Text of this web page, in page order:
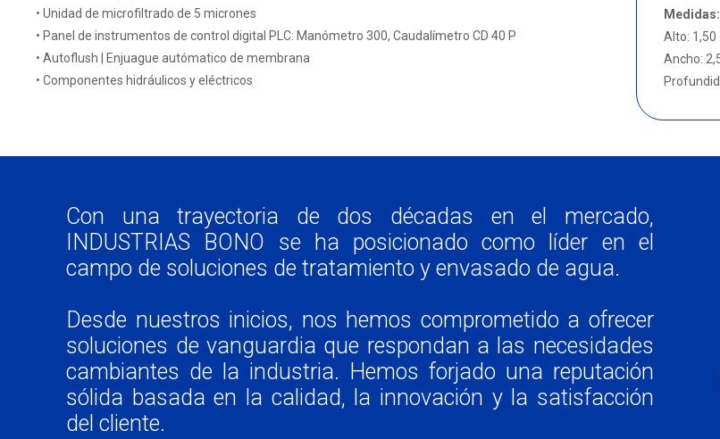
• Unidad de microfiltrado de 5 micrones
• Panel de instrumentos de control digital PLC: Manómetro 300, Caudalímetro CD 40 P
• Autoflush | Enjuague autómatico de membrana
• Componentes hidráulicos y eléctricos
Medidas:
Alto: 1,50
Ancho:
Con una trayectoria de dos décadas en el mercado,
INDUSTRIAS BONO se ha posicionado como líder en el
campo de soluciones de tratamiento y envasado de agua.
Desde nuestros inicios, nos hemos comprometido a ofrecer
soluciones de vanguardia que respondan a las necesidades
cambiantes de la industria. Hemos forjado una reputación
sólida basada en la calidad, la innovación y la satisfacción
del cliente.